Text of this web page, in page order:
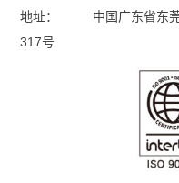
地址：
中国广东省东
317号